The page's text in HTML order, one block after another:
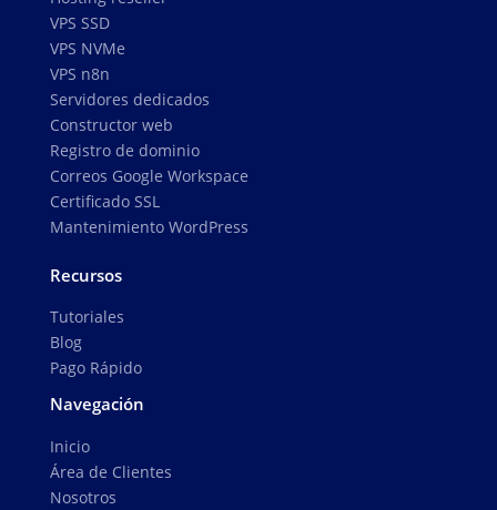
VPS SSD
VPS NVMe
VPS n8n
Servidores dedicados
Constructor web
Registro de dominio
Correos Google Workspace
Certificado SSL
Mantenimiento WordPress
Recursos
Tutoriales
Blog
Pago Rápido
Navegación
Inicio
Área de Clientes
Nosotros